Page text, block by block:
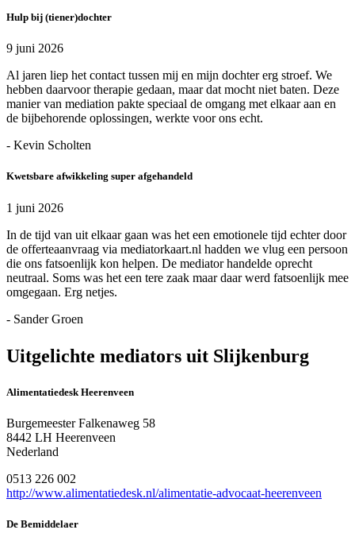
Hulp bij (tiener)dochter
9 juni 2026
Al jaren liep het contact tussen mij en mijn dochter erg stroef. We
hebben daarvoor therapie gedaan, maar dat mocht niet baten. Deze
manier van mediation pakte speciaal de omgang met elkaar aan en
de bijbehorende oplossingen, werkte voor ons echt.
- Kevin Scholten
Kwetsbare afwikkeling super afgehandeld
1 juni 2026
In de tijd van uit elkaar gaan was het een emotionele tijd echter door
de offerteaanvraag via mediatorkaart.nl hadden we vlug een persoon
die ons fatsoenlijk kon helpen. De mediator handelde oprecht
neutraal. Soms was het een tere zaak maar daar werd fatsoenlijk mee
omgegaan. Erg netjes.
- Sander Groen
Uitgelichte mediators uit Slijkenburg
Alimentatiedesk Heerenveen
Burgemeester Falkenaweg 58
8442 LH Heerenveen
Nederland
0513 226 002
http://www.alimentatiedesk.nl/alimentatie-advocaat-heerenveen
De Bemiddelaer